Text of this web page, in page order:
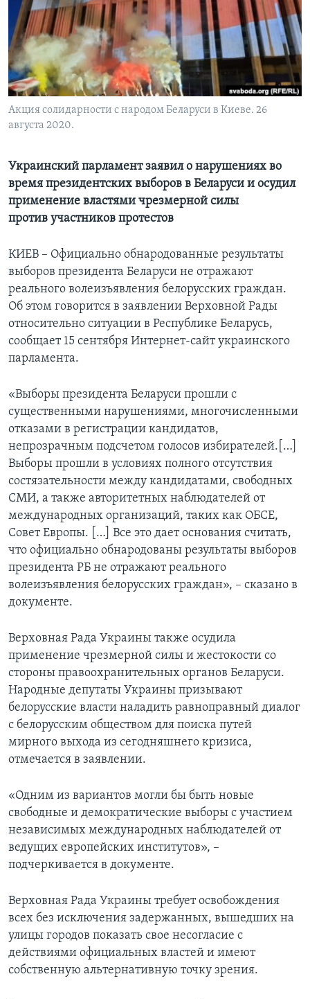
Learning English
СОЦИАЛЬНЫЕ СЕТИ
Языки
Акция солидарности с народом Беларуси в Киеве. 26
августа 2020.
Украинский парламент заявил о нарушениях во
время президентских выборов в Беларуси и осудил
применение властями чрезмерной силы
против участников протестов
КИЕВ – Официально обнародованные результаты
выборов президента Беларуси не отражают
реального волеизъявления белорусских граждан.
Об этом говорится в заявлении Верховной Рады
относительно ситуации в Республике Беларусь,
сообщает 15 сентября Интернет-сайт украинского
парламента.
«Выборы президента Беларуси прошли с
существенными нарушениями, многочисленными
отказами в регистрации кандидатов,
непрозрачным подсчетом голосов избирателей.[…]
Выборы прошли в условиях полного отсутствия
состязательности между кандидатами, свободных
СМИ, а также авторитетных наблюдателей от
международных организаций, таких как ОБСЕ,
Совет Европы. […] Все это дает основания считать,
что официально обнародованы результаты выборов
президента РБ не отражают реального
волеизъявления белорусских граждан», – сказано в
документе.
Верховная Рада Украины также осудила
применение чрезмерной силы и жестокости со
стороны правоохранительных органов Беларуси.
Народные депутаты Украины призывают
белорусские власти наладить равноправный диалог
с белорусским обществом для поиска путей
мирного выхода из сегодняшнего кризиса,
отмечается в заявлении.
«Одним из вариантов могли бы быть новые
свободные и демократические выборы с участием
независимых международных наблюдателей от
ведущих европейских институтов», –
подчеркивается в документе.
Верховная Рада Украины требует освобождения
всех без исключения задержанных, вышедших на
улицы городов показать свое несогласие с
действиями официальных властей и имеют
собственную альтернативную точку зрения.